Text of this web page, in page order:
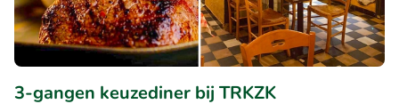
3-gangen keuzediner bij TRKZK